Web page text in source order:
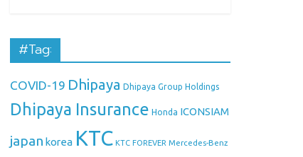
#Tag:
COVID-19 Dhipaya Dhipaya Group Holdings
Dhipaya Insurance Honda ICONSIAM
japan korea KTC KTC FOREVER Mercedes-Benz